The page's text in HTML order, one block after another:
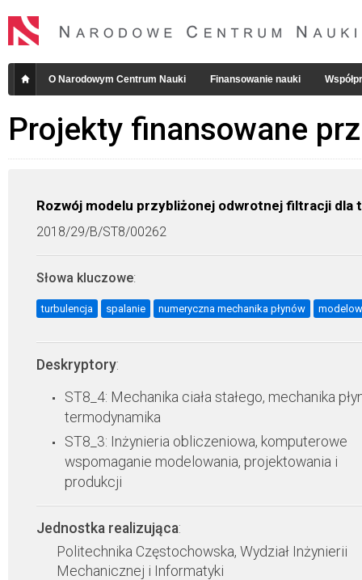
O Narodowym Centrum Nauki Finansowanie nauki
Projekty finansowane
Rozwój modelu przybliżonej odwrotnej filtracji dla
2018/29/B/ST8/00262
Słowa kluczowe:
turbulencja spalanie numeryczna mechanika płynów
Deskryptory:
ST8_4: Mechanika ciała stałego, mechanika
termodynamika
ST8_3: Inżynieria obliczeniowa, komputerowe
wspomaganie modelowania, projektowania i
produkcji
Jednostka realizująca:
Politechnika Częstochowska, Wydział Inżynierii
Mechanicznej i Informatyki